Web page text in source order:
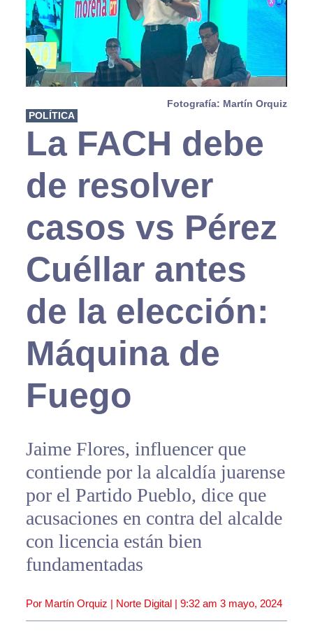
Fotografía: Martín Orquiz
POLÍTICA
La FACH debe
de resolver
casos vs Pérez
Cuéllar antes
de la elección:
Máquina de
Fuego
Jaime Flores, influencer que
contiende por la alcaldía juarense
por el Partido Pueblo, dice que
acusaciones en contra del alcalde
con licencia están bien
fundamentadas
Por Martín Orquiz | Norte Digital | 9:32 am 3 mayo, 2024